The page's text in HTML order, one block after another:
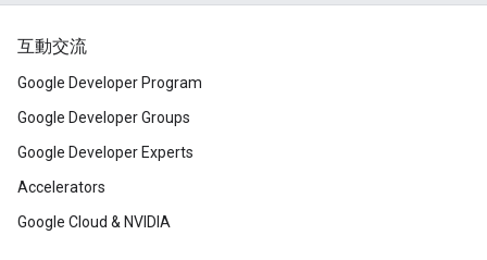
互動交流
Google Developer Program
Google Developer Groups
Google Developer Experts
Accelerators
Google Cloud & NVIDIA